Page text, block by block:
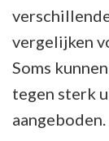
vergelijken
Soms
tegen sterk
aangeboden.